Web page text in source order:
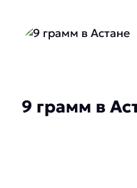
9 грамм в